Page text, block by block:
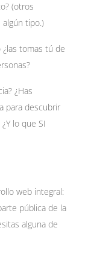
(otros
tipo.)
tomas tú de
¿Has
para descubrir
lo que SI
web integral:
pública de la
alguna de